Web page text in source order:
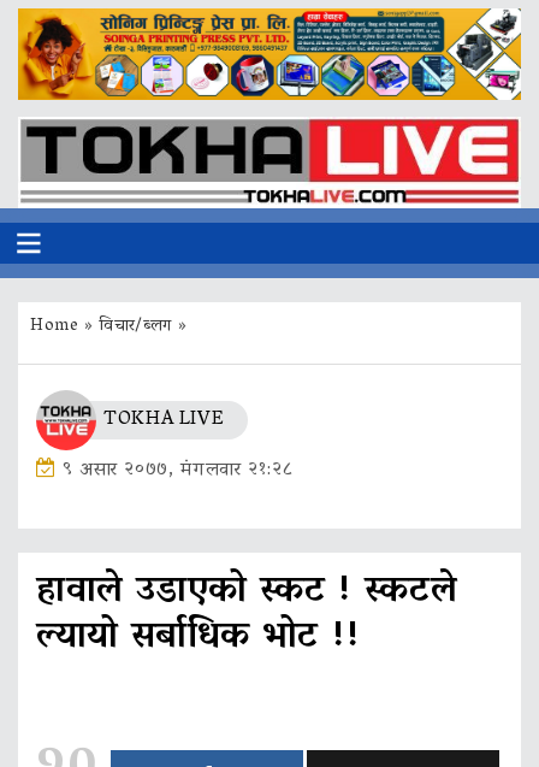
Home »विचार/ब्लग»
TOKHA LIVE
९ असार २०७७, मंगलवार २१:२८
हावाले उडाएको स्कट ! स्कटले
ल्यायो सर्बाधिक भोट !!